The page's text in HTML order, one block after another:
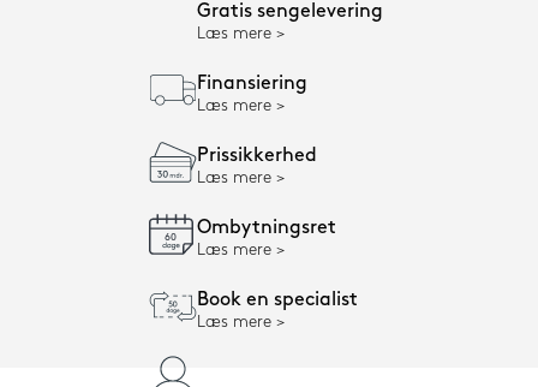
Gratis sengelevering
Læs mere
Finansiering
Læs mere
Prissikkerhed
Læs mere
Ombytningsret
Læs mere
Book en specialist
Læs mere